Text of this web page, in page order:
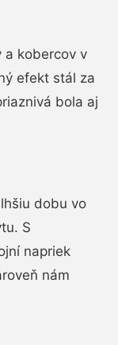
a kobercov v
efekt stál za
bola aj
dobu vo
S
napriek
nám